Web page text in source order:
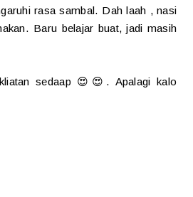
rasa sambal. Dah laah , nasi
Baru belajar buat, jadi masih
sedaap 😍😍. Apalagi kalo